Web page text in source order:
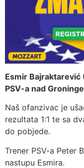
Esmir Bajraktarević
PSV-a nad
Naš ofanzivac je
rezultata 1:1 te sa
do pobjede.
Trener PSV-a Peter
nastupu Esmira.